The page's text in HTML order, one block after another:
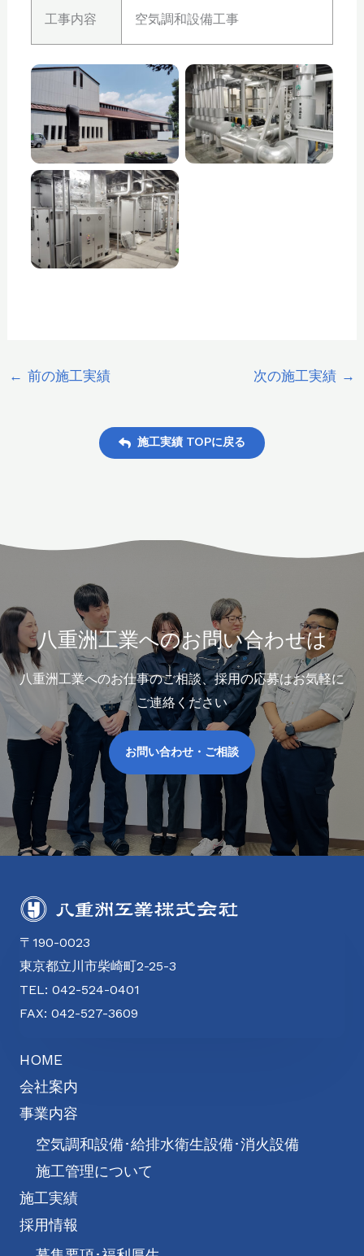
工事内容 空気調和設備工事
← 前の施工実績 次の施工実績 →
施工実績 TOPに戻る
八重洲工業へのお問い合わせは
八重洲工業へのお仕事のご相談、採用の応募はお気軽に
ご連絡ください
お問い合わせ・ご相談
〒190-0023
東京都立川市柴崎町2-25-3
TEL: 042-524-0401
FAX: 042-527-3609
HOME
会社案内
事業内容
空気調和設備･給排水衛生設備･消火設備
施工管理について
施工実績
採用情報